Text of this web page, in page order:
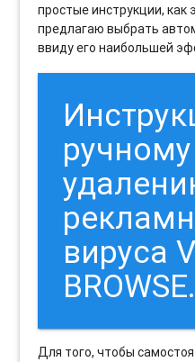
простые инструкции, как
предлагаю выбрать
ввиду его наибольшей
ручному
вируса
Для того, чтобы